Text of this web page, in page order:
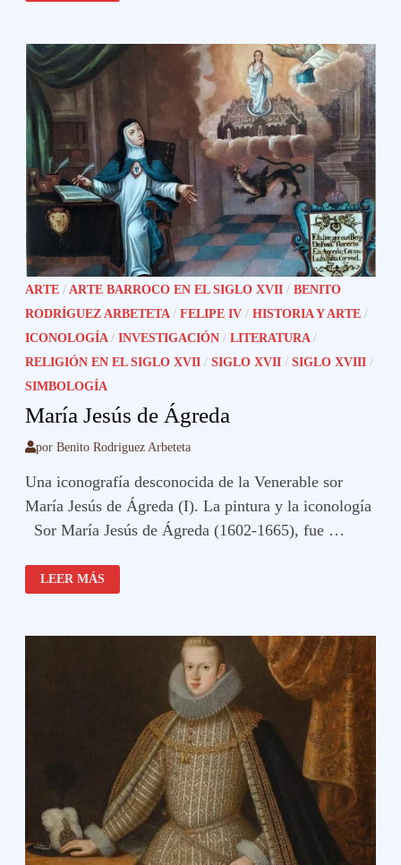
ARTE / ARTE BARROCO EN EL SIGLO XVII /BENITO
RODRÍGUEZ ARBETETA /FELIPE IV /HISTORIA Y ARTE /
ICONOLOGÍA /INVESTIGACIÓN /LITERATURA /
RELIGIÓN EN EL SIGLO XVII /SIGLO XVII /SIGLO XVIII /
SIMBOLOGÍA
María Jesús de Ágreda
porBenito Rodriguez Arbeteta
Una iconografía desconocida de la Venerable sor
María Jesús de Ágreda (I). La pintura y la iconología
Sor María Jesús de Ágreda (1602-1665), fue …
MARÍA
JESÚS
DE
LEER MÁS